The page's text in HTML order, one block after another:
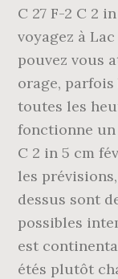
C 27 F-2 C 2
voyagez à
pouvez vous
orage,
toutes les
fonctionne un
C 2 in 5 cm
les
dessus sont
possibles
est
étés plutôt